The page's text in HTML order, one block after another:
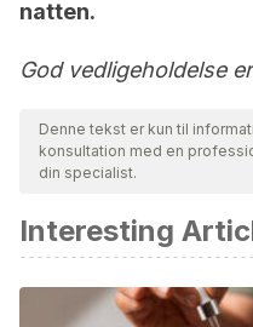
natten.
God vedligeholdelse
Denne tekst er kun til
konsultation med en
din specialist.
Interesting